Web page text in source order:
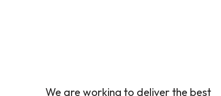
We are working to deliver the best